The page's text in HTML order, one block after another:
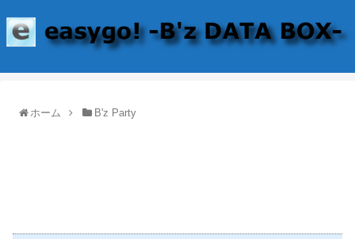
ホーム B'z Party